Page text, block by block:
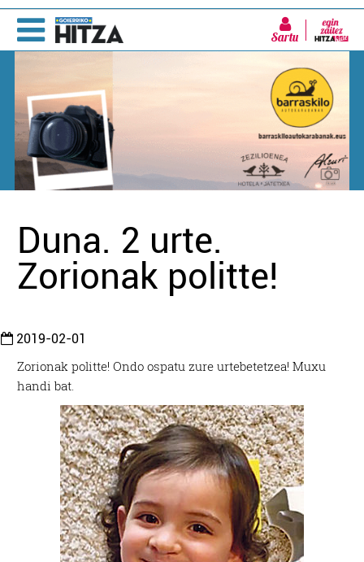
Sartu
Duna. 2 urte.
Zorionak politte!
2019-02-01
Zorionak politte! Ondo ospatu zure urtebetetzea! Muxu
handi bat.